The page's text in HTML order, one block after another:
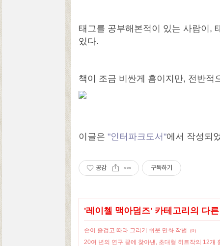
태그를 공부해본적이 있는 사람이,
있다.
책이 조금 비싼게 흠이지만, 전반적
이글은 "인터파크도서"에서 작성되
공감 구독하기
'레이첼 맥아덤즈' 카테고리의 다
손이 즐겁고 따라 그리기 쉬운 만화 작법 (0)
20여 년의 연구 끝에 찾아낸, 초대형 히트작의 12개